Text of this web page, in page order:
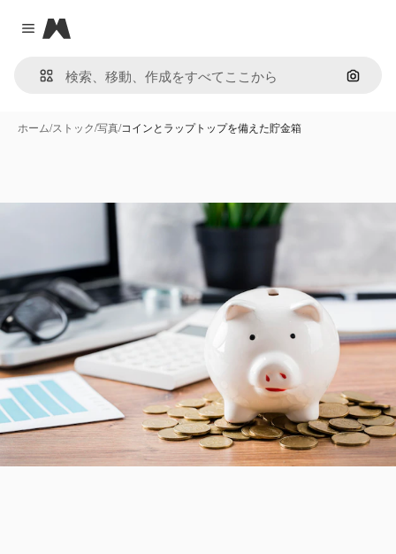
Close menu
Magnific
画像で
ホーム/ストック/写真/コインとラップトップを備えた貯金箱